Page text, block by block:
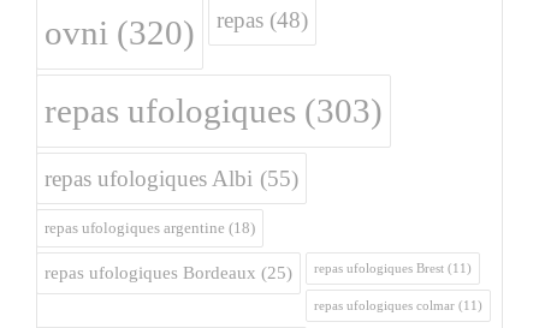
ovni (320) repas (48)
repas ufologiques (303)
repas ufologiques Albi (55)
repas ufologiques argentine (18)
repas ufologiques Bordeaux (25) repas ufologiques Brest (11)
repas ufologiques colmar (11)